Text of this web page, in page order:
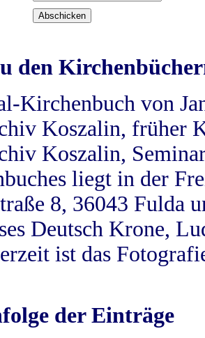
den
Kirchenbuch von
Koszalin, früher
Koszalin,
liegt in der
8, 36043 Fulda
Deutsch Krone,
ist das
der Einträge